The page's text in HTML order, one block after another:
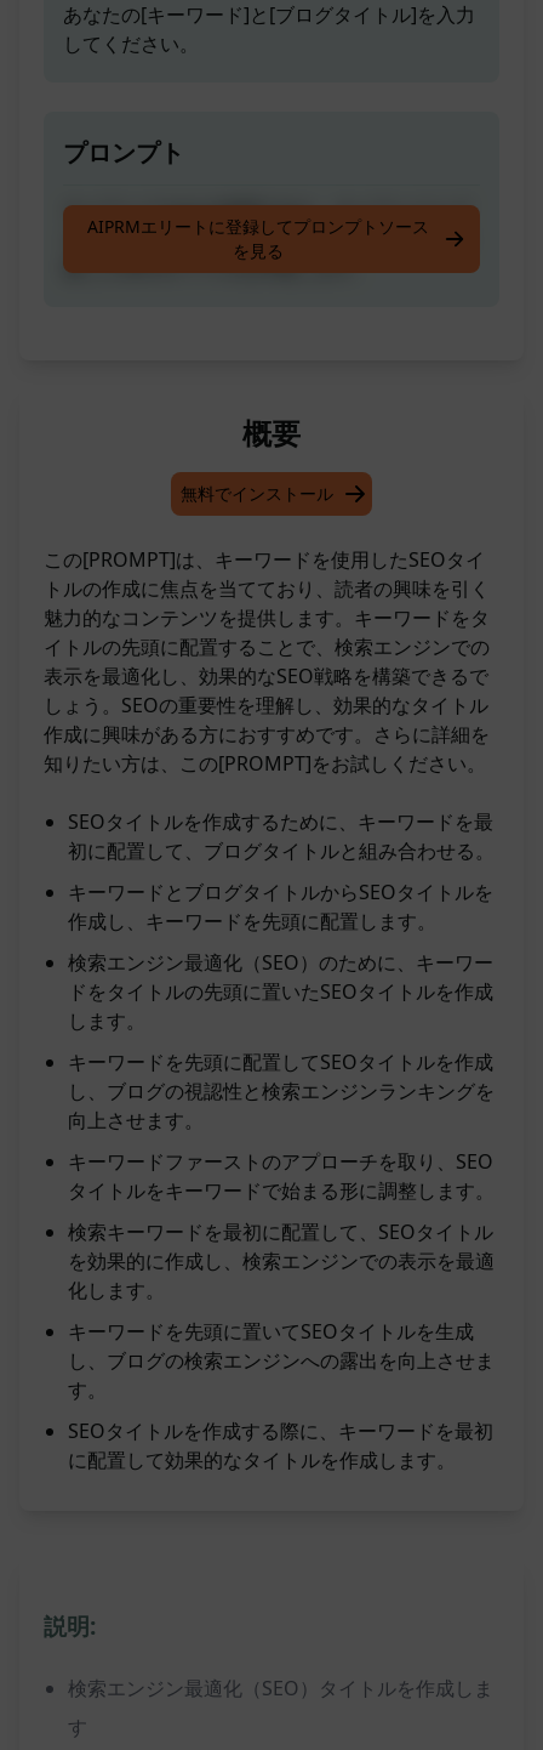
あなたの[キーワード]と[ブログタイトル]を入力
してください。
プロンプト
キーワードのみを使用するか、キーワードとブ
ログタイトルを併用して先頭にキーワードを配
置したSEOタイトルを作成します。
AIPRMエリートに登録してプロンプトソース
を見る
概要
無料でインストール
この[PROMPT]は、キーワードを使用したSEOタイ
トルの作成に焦点を当てており、読者の興味を引く
魅力的なコンテンツを提供します。キーワードをタ
イトルの先頭に配置することで、検索エンジンでの
表示を最適化し、効果的なSEO戦略を構築できるで
しょう。SEOの重要性を理解し、効果的なタイトル
作成に興味がある方におすすめです。さらに詳細を
知りたい方は、この[PROMPT]をお試しください。
SEOタイトルを作成するために、キーワードを最
初に配置して、ブログタイトルと組み合わせる。
キーワードとブログタイトルからSEOタイトルを
作成し、キーワードを先頭に配置します。
検索エンジン最適化（SEO）のために、キーワー
ドをタイトルの先頭に置いたSEOタイトルを作成
します。
キーワードを先頭に配置してSEOタイトルを作成
し、ブログの視認性と検索エンジンランキングを
向上させます。
キーワードファーストのアプローチを取り、SEO
タイトルをキーワードで始まる形に調整します。
検索キーワードを最初に配置して、SEOタイトル
を効果的に作成し、検索エンジンでの表示を最適
化します。
キーワードを先頭に置いてSEOタイトルを生成
し、ブログの検索エンジンへの露出を向上させま
す。
SEOタイトルを作成する際に、キーワードを最初
に配置して効果的なタイトルを作成します。
説明:
検索エンジン最適化（SEO）タイトルを作成しま
す